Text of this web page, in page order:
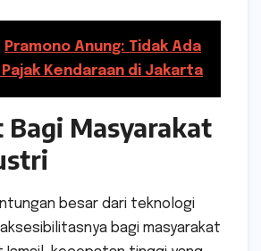
Pramono Anung: Tidak Ada
Kendaraan di Jakarta
Bagi Masyarakat
besar dari teknologi
bagi masyarakat